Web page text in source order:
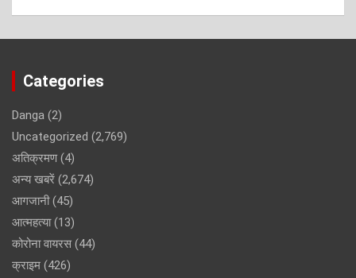
Categories
Danga (2)
Uncategorized (2,769)
अतिक्रमण(4)
अन्य खबरें (2,674)
आगजानी(45)
आत्महत्या(13)
कोरोना वायरस (44)
क्राइम (426)